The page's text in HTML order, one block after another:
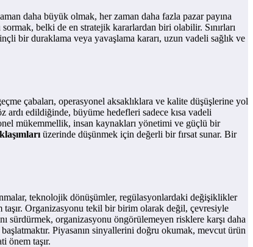
daha büyük olmak, her zaman daha fazla pazar payına
belki de en stratejik kararlardan biri olabilir. Sınırları
bir duraklama veya yavaşlama kararı, uzun vadeli sağlık ve
çabaları, operasyonel aksaklıklara ve kalite düşüşlerine yol
edildiğinde, büyüme hedefleri sadece kısa vadeli
mükemmellik, insan kaynakları yönetimi ve güçlü bir
üzerinde düşünmek için değerli bir fırsat sunar. Bir
teknolojik dönüşümler, regülasyonlardaki değişiklikler
taşır. Organizasyonu tekil bir birim olarak değil, çevresiyle
sürdürmek, organizasyonu öngörülemeyen risklere karşı daha
Piyasanın sinyallerini doğru okumak, mevcut ürün
önem taşır.